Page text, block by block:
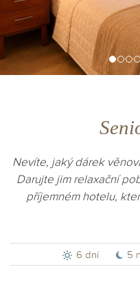
Nevíte, jaký dárek
Darujte jim relaxační
příjemném hotelu,
6 dní 5